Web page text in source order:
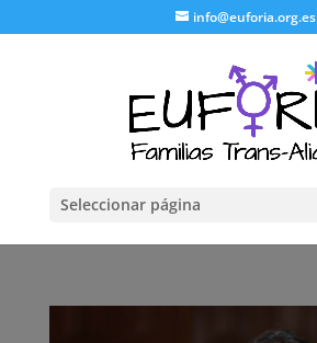
info@euforia.org.es
Seleccionar página